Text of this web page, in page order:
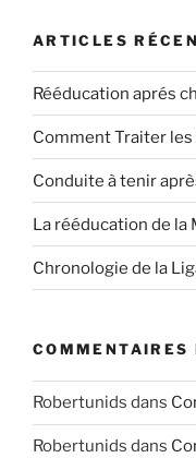
ARTICLES
Rééducation aprés
Comment Traiter les
Conduite à tenir
La rééducation de la
Chronologie de la
COMMENTAIRES
Robertunids dans
Robertunids dans